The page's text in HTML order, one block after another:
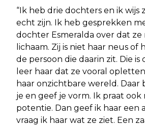
“Ik heb drie dochters en ik wijs
echt zijn. Ik heb gesprekken
dochter Esmeralda over dat ze
lichaam. Zij is niet haar neus of
de persoon die daarin zit. Die is
leer haar dat ze vooral
haar onzichtbare wereld. Daar
je en geef je vorm. Ik praat
potentie. Dan geef ik haar een
vraag ik haar wat ze ziet. Een